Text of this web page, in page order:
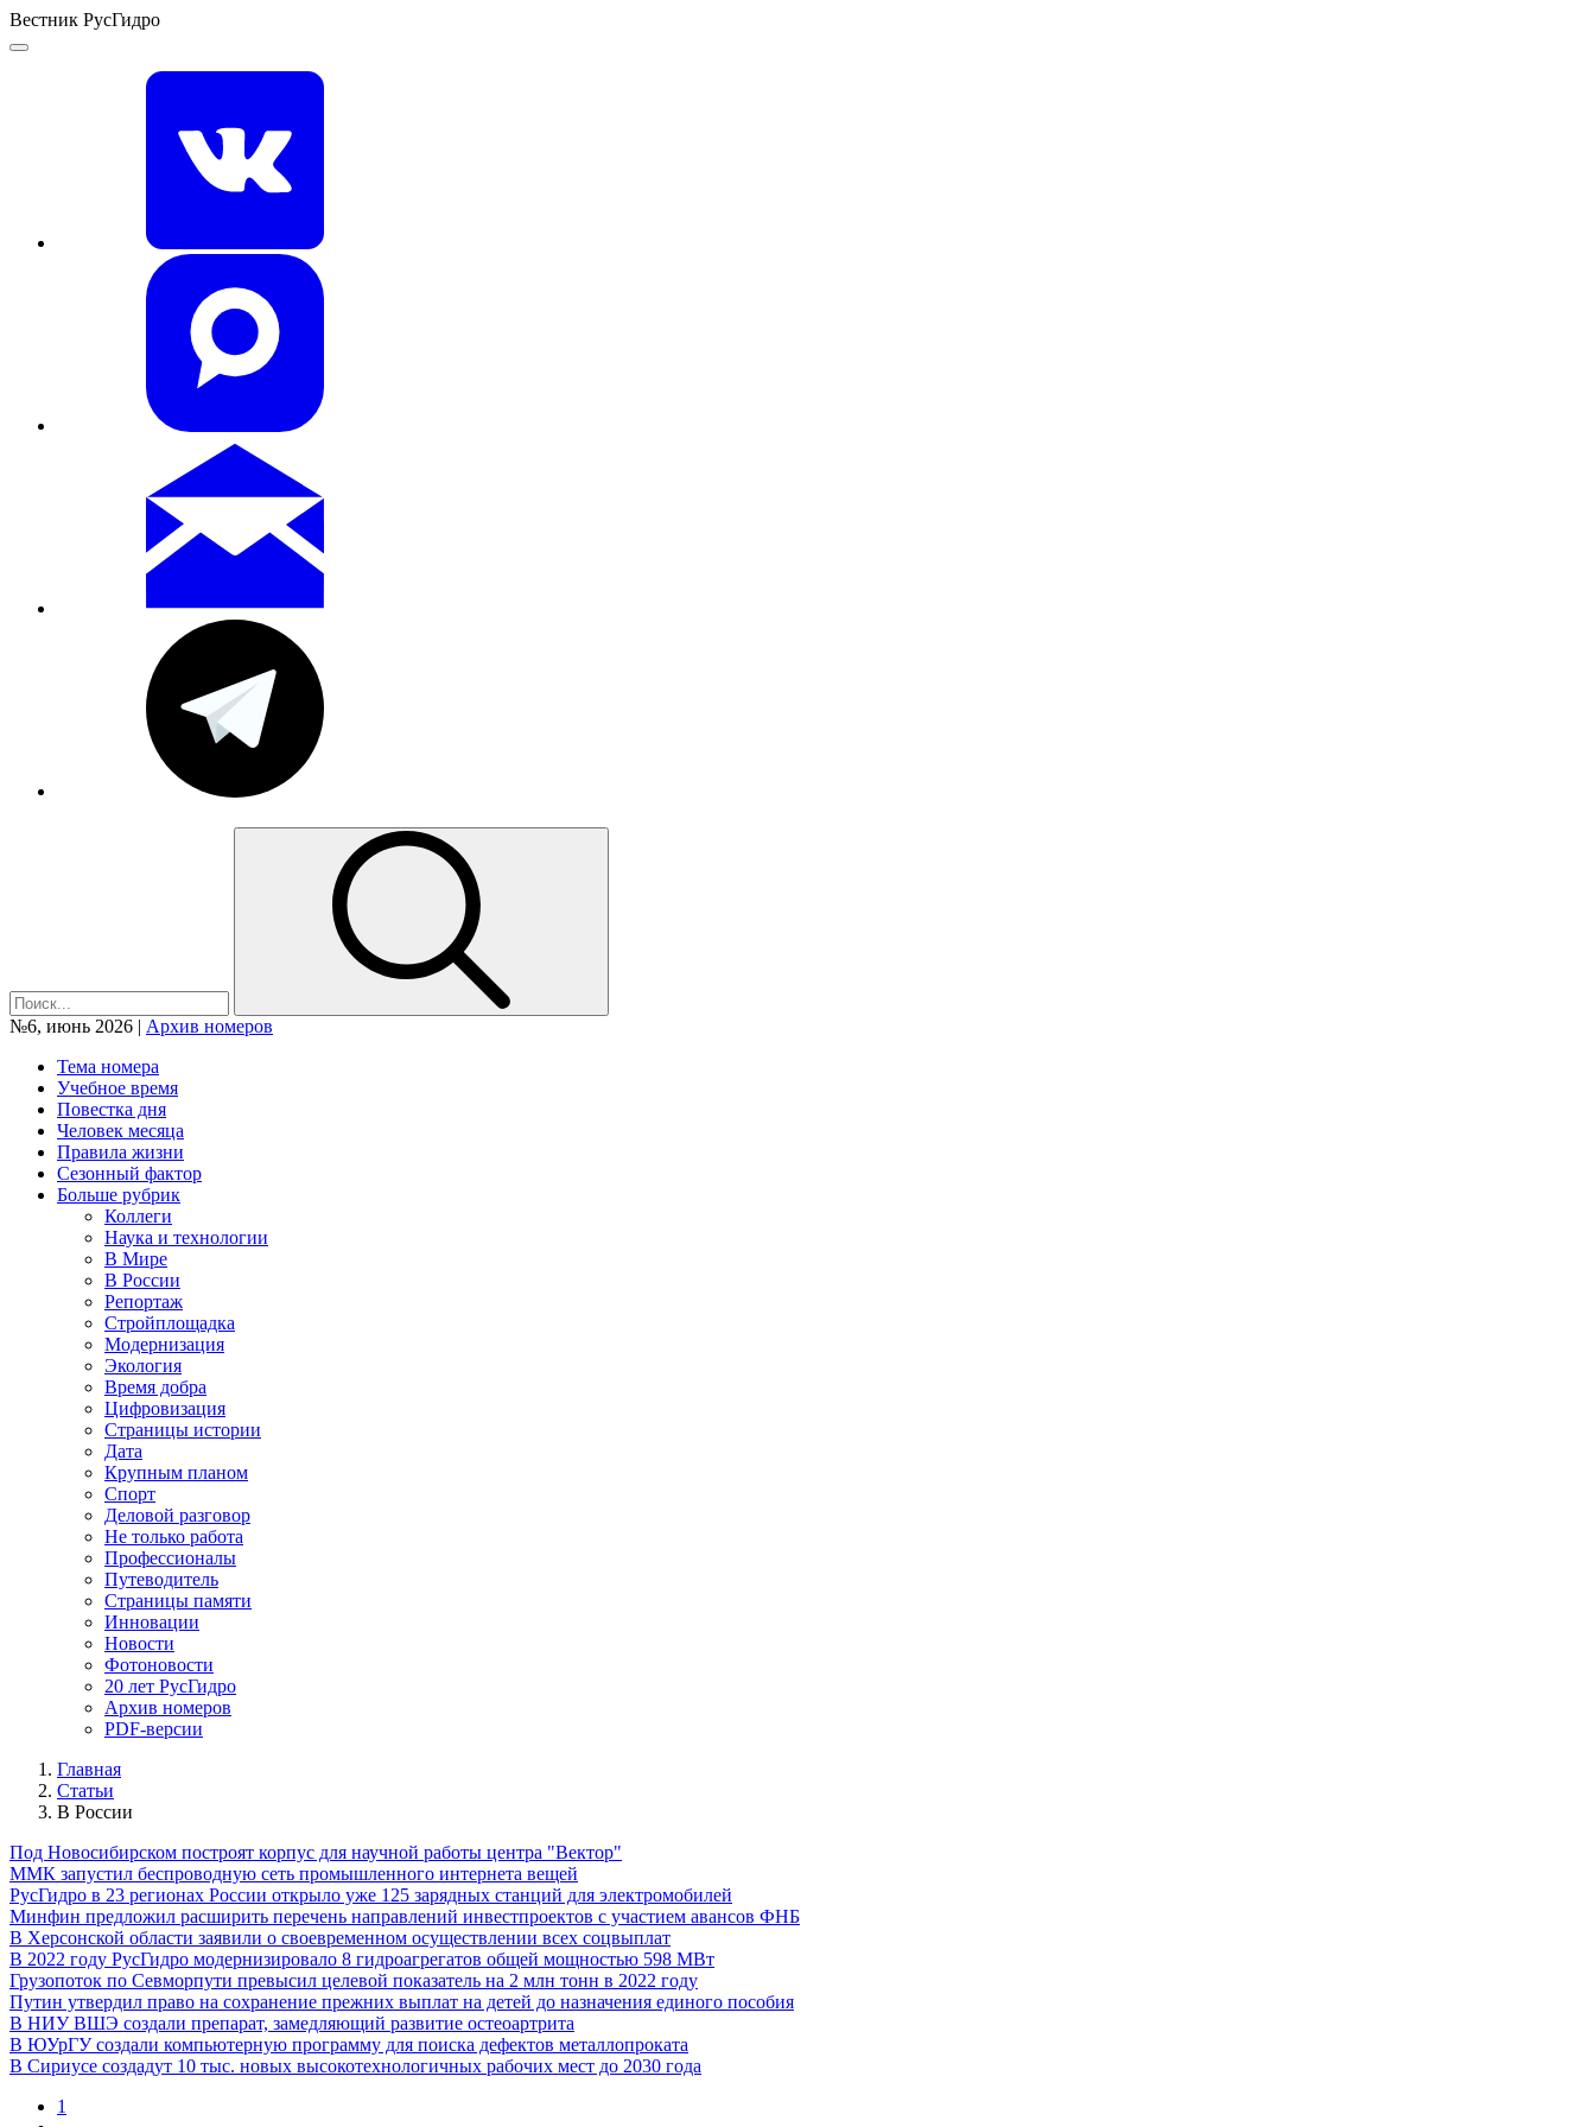
Вестник РусГидро
№6, июнь 2026 | Архив номеров
Тема номера
Учебное время
Повестка дня
Человек месяца
Правила жизни
Сезонный фактор
Больше рубрик
Коллеги
Наука и технологии
В Мире
В России
Репортаж
Стройплощадка
Модернизация
Экология
Время добра
Цифровизация
Страницы истории
Дата
Крупным планом
Спорт
Деловой разговор
Не только работа
Профессионалы
Путеводитель
Страницы памяти
Инновации
Новости
Фотоновости
20 лет РусГидро
Архив номеров
PDF-версии
Главная
Статьи
В России
Под Новосибирском построят корпус для научной работы центра "Вектор"
ММК запустил беспроводную сеть промышленного интернета вещей
РусГидро в 23 регионах России открыло уже 125 зарядных станций для электромобилей
Минфин предложил расширить перечень направлений инвестпроектов с участием авансов ФНБ
В Херсонской области заявили о своевременном осуществлении всех соцвыплат
В 2022 году РусГидро модернизировало 8 гидроагрегатов общей мощностью 598 МВт
Грузопоток по Севморпути превысил целевой показатель на 2 млн тонн в 2022 году
Путин утвердил право на сохранение прежних выплат на детей до назначения единого пособия
В НИУ ВШЭ создали препарат, замедляющий развитие остеоартрита
В ЮУрГУ создали компьютерную программу для поиска дефектов металлопроката
В Сириусе создадут 10 тыс. новых высокотехнологичных рабочих мест до 2030 года
1